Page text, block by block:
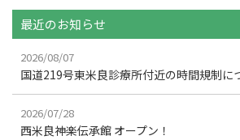
b
o
o
最近のお知らせ
2026/08/07
国道219号東米良診療所付近の時間規制に
2026/07/28
西米良神楽伝承館 オープン！